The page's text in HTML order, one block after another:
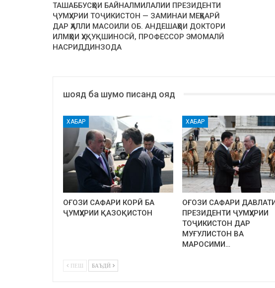
ТАШАББУСҲОИ БАЙНАЛМИЛАЛИИ ПРЕЗИДЕНТИ
ҶУМҲУРИИ ТОҶИКИСТОН — ЗАМИНАИ МЕҲВАРӢ
ДАР ҲАЛЛИ МАСОИЛИ ОБ. АНДЕШАҲОИ ДОКТОРИ
ИЛМҲОИ ҲУҚУҚШИНОСӢ, ПРОФЕССОР ЭМОМАЛӢ
НАСРИДДИНЗОДА
шояд ба шумо писанд ояд
ХАБАР
ОҒОЗИ САФАРИ КОРӢ БА
ҶУМҲУРИИ ҚАЗОҚИСТОН
ХАБАР
ОҒОЗИ САФАРИ
ПРЕЗИДЕНТИ ҶУМҲУРИИ
ТОҶИКИСТОН ДАР
МУҒУЛИСТОН ВА
МАРОСИМИ…
ПЕШ БАЪДӢ